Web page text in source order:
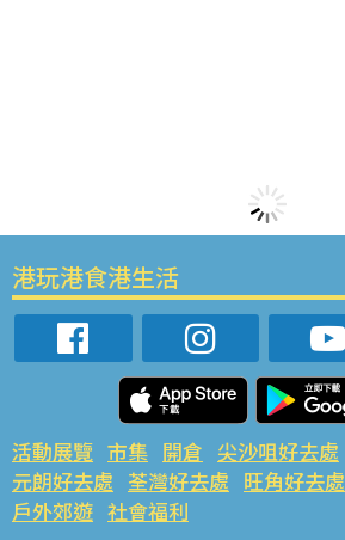
港玩港食港生活
活動展覽 市集 開倉 尖沙咀好去處
元朗好去處 荃灣好去處 旺角好去處
戶外郊遊 社會福利